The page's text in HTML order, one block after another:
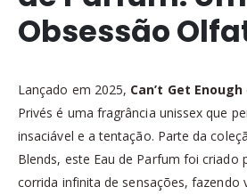
Obsessão
Lançado em 2025, Can’t Get Enough
Privés é uma fragrância unissex que
insaciável e a tentação. Parte da
Blends, este Eau de Parfum foi criado
corrida infinita de sensações, fazendo